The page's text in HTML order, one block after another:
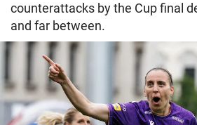
counterattacks by the Cup final
and far between.